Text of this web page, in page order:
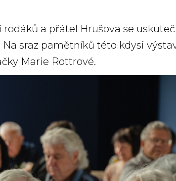
rodáků a přátel Hrušova se
sraz pamětníků této kdysi
Marie Rottrové.